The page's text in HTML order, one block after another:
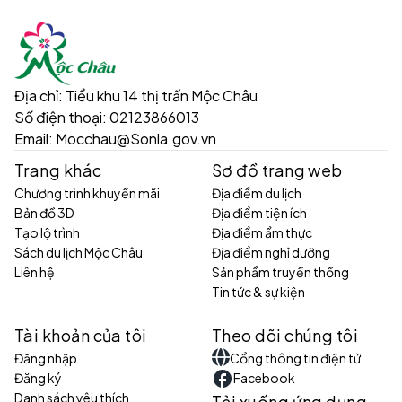
Địa chỉ: Tiểu khu 14 thị trấn Mộc Châu
Số điện thoại: 02123866013
Email: Mocchau@Sonla.gov.vn
Trang khác
Chương trình khuyến mãi
Bản đồ 3D
Tạo lộ trình
Sách du lịch Mộc Châu
Liên hệ
Sơ đồ trang web
Địa điểm du lịch
Địa điểm tiện ích
Địa điểm ẩm thực
Địa điểm nghỉ dưỡng
Sản phẩm truyền thống
Tin tức & sự kiện
Tài khoản của tôi
Đăng nhập
Đăng ký
Danh sách yêu thích
Theo dõi chúng tôi
Cổng thông tin điện tử
Facebook